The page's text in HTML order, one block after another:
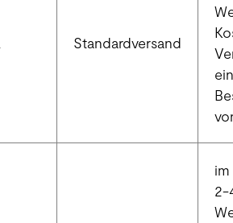
Standardversand
2-